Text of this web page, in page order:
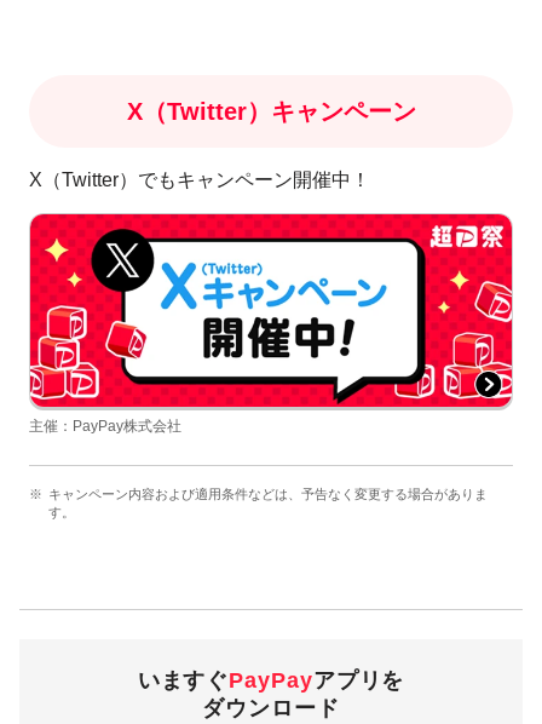
X（Twitter）キャンペーン
X（Twitter）でもキャンペーン開催中！
主催：PayPay株式会社
キャンペーン内容および適用条件などは、予告なく変更する場合がありま
す。
いますぐPayPayアプリを
ダウンロード